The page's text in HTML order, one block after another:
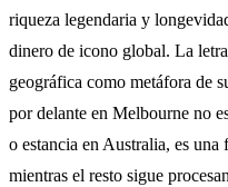
riqueza legendaria y
dinero de icono global. La
geográfica como metáfora de
por delante en Melbourne no
o estancia en Australia, es
mientras el resto sigue